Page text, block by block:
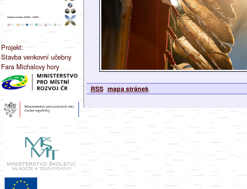
Projekt:
Stavba venkovní učebny
Fara Michalovy hory
RSS mapa stránek